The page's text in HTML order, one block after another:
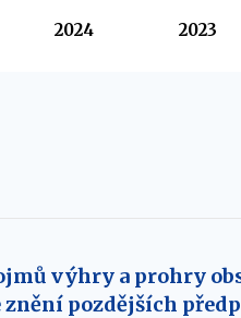
2024 2023
výhry a prohry
znění pozdějších